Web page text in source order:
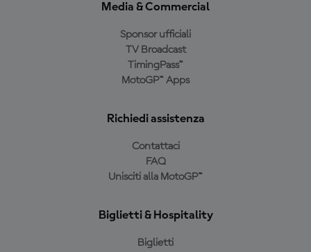
Media & Commercial
Sponsor ufficiali
TV Broadcast
TimingPass™
MotoGP™ Apps
Richiedi assistenza
Contattaci
FAQ
Unisciti alla MotoGP™
Biglietti & Hospitality
Biglietti